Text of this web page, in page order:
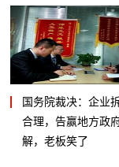
国务院裁决：企业
合理，告赢地方政
解，老板笑了